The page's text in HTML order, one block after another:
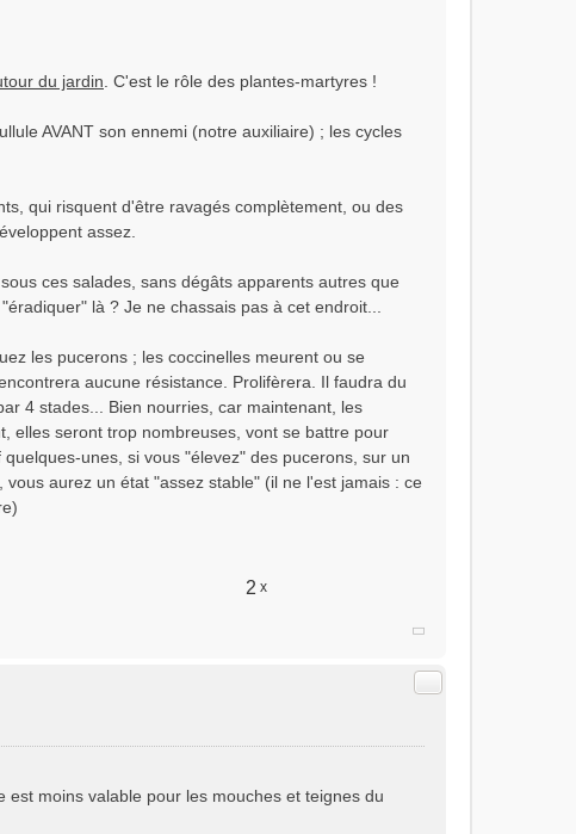
du jardin . C'est le rôle des plantes-martyres !
AVANT son ennemi (notre auxiliaire) ; les cycles
qui risquent d'être ravagés complètement, ou des
assez.
ces salades, sans dégâts apparents autres que
là ? Je ne chassais pas à cet endroit...
les pucerons ; les coccinelles meurent ou se
aucune résistance. Prolifèrera. Il faudra du
4 stades... Bien nourries, car maintenant, les
elles seront trop nombreuses, vont se battre pour
unes, si vous "élevez" des pucerons, sur un
aurez un état "assez stable" (il ne l'est jamais : ce
2 x
Citer
moins valable pour les mouches et teignes du